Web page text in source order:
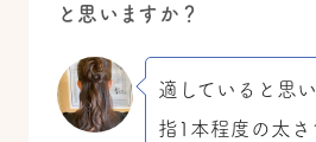
と思いますか？
適していると思い
指1本程度の太さ